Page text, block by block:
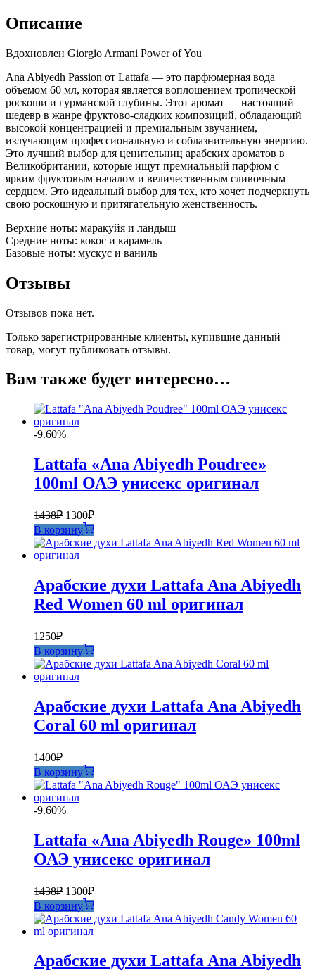
оригинал
Описание
Вдохновлен Giorgio Armani Power of You
Ana Abiyedh Passion от Lattafa — это парфюмерная вода
объемом 60 мл, которая является воплощением тропической
роскоши и гурманской глубины. Этот аромат — настоящий
шедевр в жанре фруктово-сладких композиций, обладающий
высокой концентрацией и премиальным звучанием,
излучающим профессиональную и соблазнительную энергию.
Это лучший выбор для ценительниц арабских ароматов в
Великобритании, которые ищут премиальный парфюм с
ярким фруктовым началом и величественным сливочным
сердцем. Это идеальный выбор для тех, кто хочет подчеркнуть
свою роскошную и притягательную женственность.
Верхние ноты: маракуйя и ландыш
Средние ноты: кокос и карамель
Базовые ноты: мускус и ваниль
Отзывы
Отзывов пока нет.
Только зарегистрированные клиенты, купившие данный
товар, могут публиковать отзывы.
Вам также будет интересно…
-9.60%
Lattafa «Ana Abiyedh Poudree»
100ml ОАЭ унисекс оригинал
1438₽ Первоначальная
цена
составляла
1438₽.
1300₽Текущая
цена:
1300₽.
В корзину
Арабские духи Lattafa Ana Abiyedh
Red Women 60 ml оригинал
1250₽
В корзину
Арабские духи Lattafa Ana Abiyedh
Coral 60 ml оригинал
1400₽
В корзину
-9.60%
Lattafa «Ana Abiyedh Rouge» 100ml
ОАЭ унисекс оригинал
1438₽ Первоначальная
цена
составляла
1438₽.
1300₽Текущая
цена:
1300₽.
В корзину
Арабские духи Lattafa Ana Abiyedh